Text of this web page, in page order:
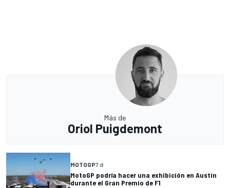
Más de
Oriol Puigdemont
MOTOGP7 d
MotoGP podría hacer una exhibición en Austin
durante el Gran Premio de F1